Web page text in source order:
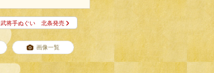
武将手ぬぐい 北条発売
画像一覧